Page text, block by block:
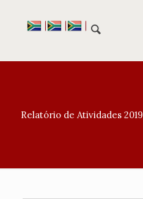
Relatório de Atividades 2019